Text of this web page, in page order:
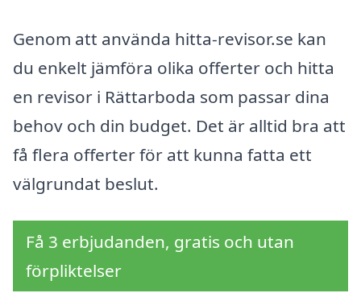
Genom att använda hitta-revisor.se kan
du enkelt jämföra olika offerter och hitta
en revisor i Rättarboda som passar dina
behov och din budget. Det är alltid bra att
få flera offerter för att kunna fatta ett
välgrundat beslut.
Få 3 erbjudanden, gratis och utan
förpliktelser